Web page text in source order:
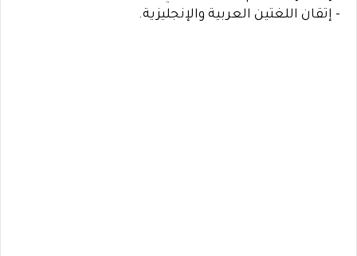
- إتقان اللغتين العربية والإنجليزية.